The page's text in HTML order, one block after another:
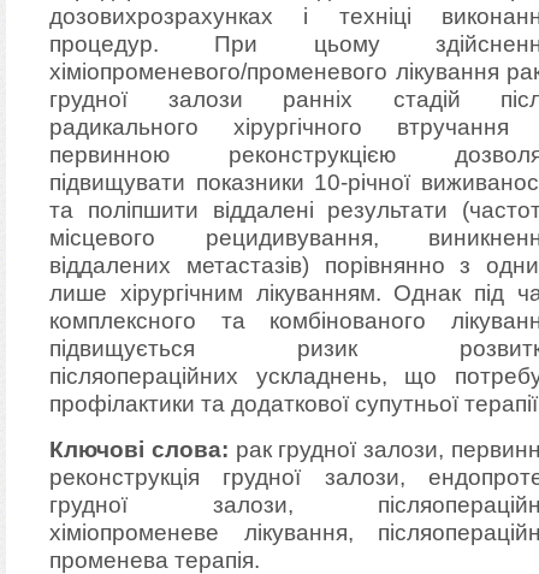
дозовихрозрахунках і техніці
процедур. При цьому
хіміопроменевого/променевого лікування
грудної залози ранніх стадій
радикального хірургічного втручання
первинною реконструкцією
підвищувати показники 10-річної
та поліпшити віддалені результати
місцевого рецидивування,
віддалених метастазів) порівнянно з
лише хірургічним лікуванням. Однак під
комплексного та комбінованого
підвищується ризик
післяопераційних ускладнень, що
профілактики та додаткової супутньої
Ключові слова: рак грудної залози,
реконструкція грудної залози,
грудної залози,
хіміопроменеве лікування,
променева терапія.